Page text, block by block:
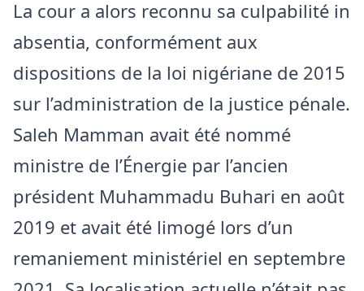
La cour a alors reconnu sa culpabilité in
absentia, conformément aux
dispositions de la loi nigériane de 2015
sur l’administration de la justice pénale.
Saleh Mamman avait été nommé
ministre de l’Énergie par l’ancien
président Muhammadu Buhari en août
2019 et avait été limogé lors d’un
remaniement ministériel en septembre